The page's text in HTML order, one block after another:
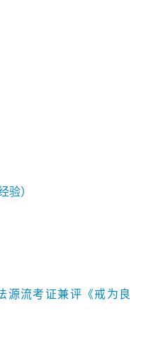
验）
流考证兼评《戒为良